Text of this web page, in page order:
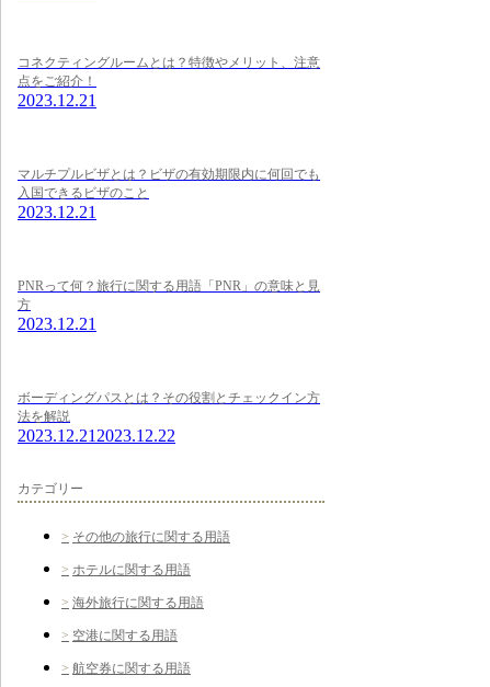
コネクティングルームとは？特徴やメリット、注意
点をご紹介！
2023.12.21
マルチプルビザとは？ビザの有効期限内に何回でも
入国できるビザのこと
2023.12.21
PNRって何？旅行に関する用語「PNR」の意味と見
方
2023.12.21
ボーディングパスとは？その役割とチェックイン方
法を解説
2023.12.21 2023.12.22
カテゴリー
その他の旅行に関する用語
ホテルに関する用語
海外旅行に関する用語
空港に関する用語
航空券に関する用語